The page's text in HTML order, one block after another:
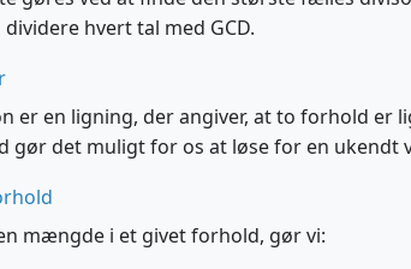
hvert tal med GCD.
er en ligning, der angiver, at to forhold er
gør det muligt for os at løse for en
mængde i et givet forhold, gør vi: